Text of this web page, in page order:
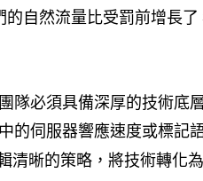
自然流量比受罰前增長
隊必須具備深厚的技術底
中的伺服器響應速度或標記
晰的策略，將技術轉化